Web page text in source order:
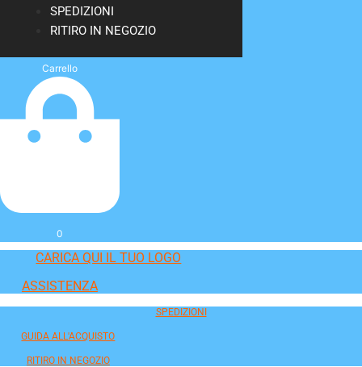
SPEDIZIONI
RITIRO IN NEGOZIO
Carrello
0
CARICA QUI IL TUO LOGO
ASSISTENZA
SPEDIZIONI
GUIDA ALL'ACQUISTO
RITIRO IN NEGOZIO